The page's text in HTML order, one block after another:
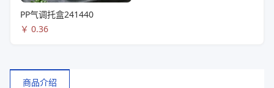
PP气调托盒241440
￥ 0.36
商品介绍